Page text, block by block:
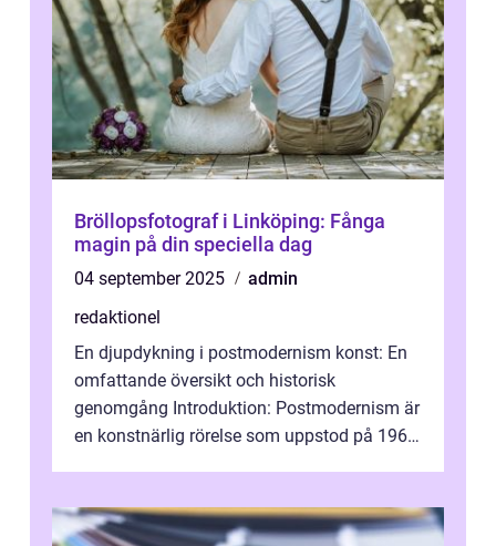
Bröllopsfotograf i Linköping: Fånga
magin på din speciella dag
04 september 2025
admin
redaktionel
En djupdykning i postmodernism konst: En
omfattande översikt och historisk
genomgång Introduktion: Postmodernism är
en konstnärlig rörelse som uppstod på 1960-